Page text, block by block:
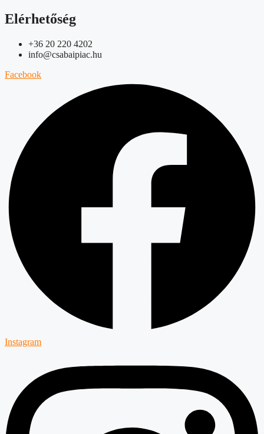
Elérhetőség
+36 20 220 4202
info@csabaipiac.hu
Facebook
Instagram